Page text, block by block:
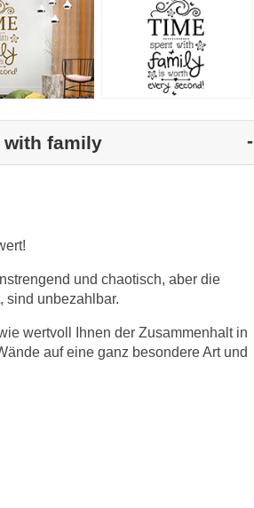
with family
und chaotisch, aber die
sind unbezahlbar.
wertvoll Ihnen der Zusammenhalt in
auf eine ganz besondere Art und